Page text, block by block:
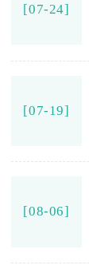
[07-24]
[07-19]
[08-06]